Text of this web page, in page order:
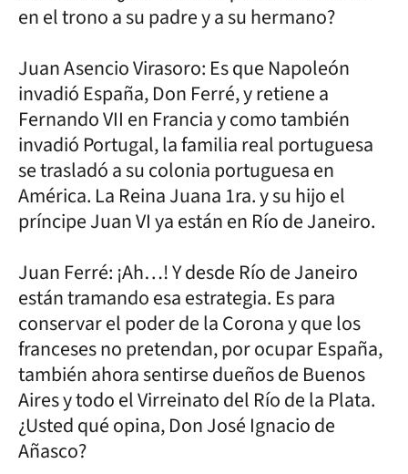
en el trono a su padre y a su hermano?
Juan Asencio Virasoro: Es que Napoleón
invadió España, Don Ferré, y retiene a
Fernando VII en Francia y como también
invadió Portugal, la familia real portuguesa
se trasladó a su colonia portuguesa en
América. La Reina Juana 1ra. y su hijo el
príncipe Juan VI ya están en Río de Janeiro.
Juan Ferré: ¡Ah…! Y desde Río de Janeiro
están tramando esa estrategia. Es para
conservar el poder de la Corona y que los
franceses no pretendan, por ocupar España,
también ahora sentirse dueños de Buenos
Aires y todo el Virreinato del Río de la Plata.
¿Usted qué opina, Don José Ignacio de
Añasco?